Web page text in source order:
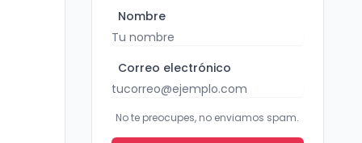
Nombre
Correo electrónico
No te preocupes, no enviamos spam.